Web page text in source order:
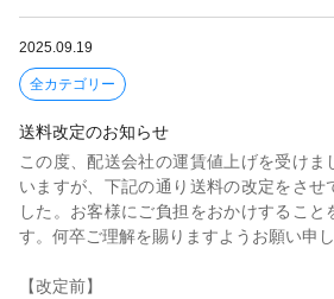
2025.09.19
全カテゴリー
送料改定のお知らせ
この度、配送会社の運賃値上げを受け
いますが、下記の通り送料の改定をさせ
した。お客様にご負担をおかけすること
す。何卒ご理解を賜りますようお願い申し
【改定前】